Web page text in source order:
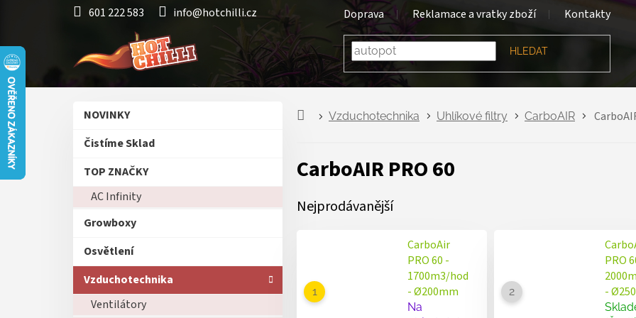
601 222 583 info@hotchilli.cz Doprava Reklamace a vratky zboží Kontakty
HLEDAT
a
a
e
Přeskočit
NOVINKY
Čistíme Sklad
TOP ZNAČKY
AC Infinity
Growboxy
Osvětlení
Vzduchotechnika
Ventilátory
Vzduchotechnika Uhlíkové filtry CarboAIR
CarboAIR PRO 60
Nejprodávanější
CarboAir
PRO 60 -
1700m3/hod
- Ø200mm
Na
PRO
-